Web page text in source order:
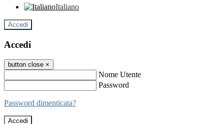
Italiano
Accedi
Accedi
button close ×
Nome Utente
Password
Password dimenticata?